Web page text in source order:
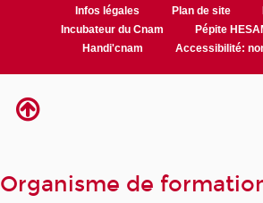
Infos légales
Plan de site
Incubateur du Cnam
Pépite
Handi'cnam
Accessibilité:
Organisme de